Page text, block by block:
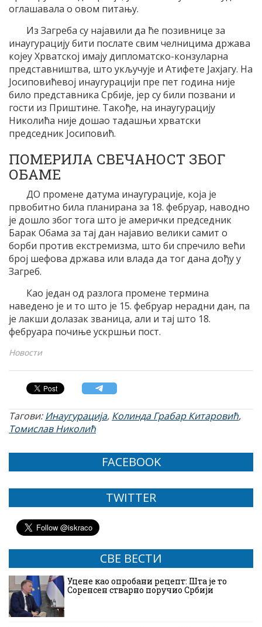
оглашавала о овом питању.
Из Загреба су најавили да ће позивнице за
инаугурацију бити послате свим челницима држава
којеу Хрватској имају дипломатско-конзуларна
представништва, што укључује и Атифете Јахјагу. На
Јосиповићевој инаугурацији пре пет година није
било представника Србије, јер су били позвани и
гости из Приштине. Такође, на инаугурацију
Николића није дошао тадашњи хрватски
председник Јосиповић.
ПОМЕРИЛА СВЕЧАНОСТ ЗБОГ
ОБАМЕ
ДО промене датума инаугурације, која је
првобитно била планирана за 18. фебруар, наводно
је дошло због тога што је амерички председник
Барак Обама за тај дан најавио велики самит о
борби против екстремизма, што би спречило већи
број шефова држава или влада да тог дана дођу у
Загреб.
Као један од разлога промене термина
наведено је и то што је 15. фебруар нерадни дан, па
је лакши долазак званица, али и тај што 18.
фебруара почиње ускршњи пост.
Новости
Тагови:Инаугурација, Колинда Грабар Китаровић,
Томислав Николић
FACEBOOK
TWITTER
СВЕ ВЕСТИ
Уцене као опробани рецепт: Шта је то
Соренсен стварно поручио Србији